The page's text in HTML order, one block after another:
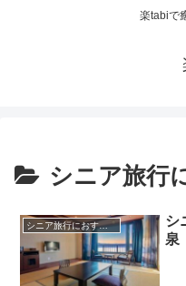
楽tabiで
シニア旅行
シニア旅行におすすめ！
シ
泉